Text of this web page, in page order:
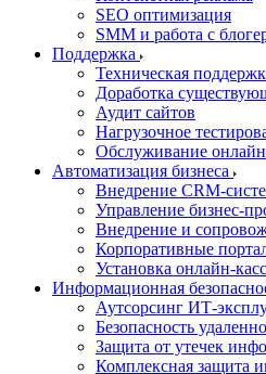
SEO оптимизация
SMM и работа с
Поддержка
Техническая
Доработка
Аудит сайтов
Нагрузочное
Обслуживание
Автоматизация бизнеса
Внедрение CRM-
Управление бизнес-
Внедрение и
Корпоративные
Установка онлайн-
Информационная
Аутсорсинг ИТ-
Безопасность
Защита от утечек
Комплексная защита